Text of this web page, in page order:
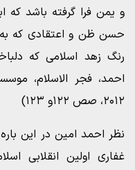
و یمن فرا گرفته باشد که
حسن ظن و اعتقادی که به
رنگ زهد اسلامی که
احمد، فجر الاسلام،
۲۰۱۲، صص ۱۲۲و ۱۲۳)
نظر احمد امین در این